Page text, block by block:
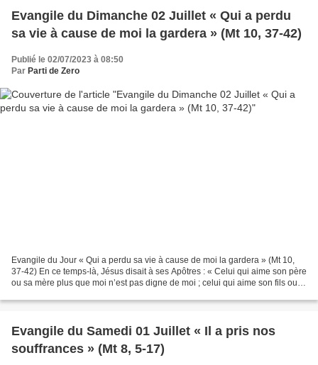
Evangile du Dimanche 02 Juillet « Qui a perdu
sa vie à cause de moi la gardera » (Mt 10, 37-42)
Publié le 02/07/2023 à 08:50
Par Parti de Zero
Evangile du Jour « Qui a perdu sa vie à cause de moi la gardera » (Mt 10,
37-42) En ce temps-là, Jésus disait à ses Apôtres : « Celui qui aime son père
ou sa mère plus que moi n’est pas digne de moi ; celui qui aime son fils ou
Evangile du Samedi 01 Juillet « Il a pris nos
souffrances » (Mt 8, 5-17)